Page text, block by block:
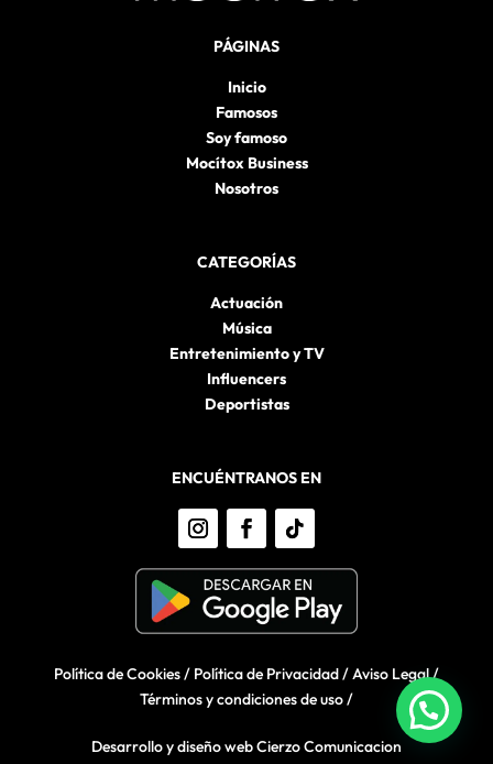
PÁGINAS
Inicio
Famosos
Soy famoso
Mocítox Business
Nosotros
CATEGORÍAS
Actuación
Música
Entretenimiento y TV
Influencers
Deportistas
ENCUÉNTRANOS EN
Política de Cookies/ Política de Privacidad/Aviso Legal/
Términos y condiciones de uso/
Desarrollo y diseño web Cierzo Comunicacion